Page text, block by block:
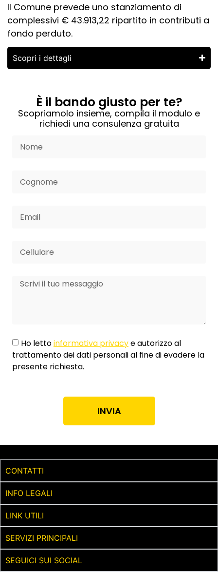
Il Comune prevede uno stanziamento di
complessivi € 43.913,22 ripartito in contributi a
fondo perduto.
Scopri i dettagli
È il bando giusto per te?
Scopriamolo insieme, compila il modulo e
richiedi una consulenza gratuita
Ho lettoinformativa privacye autorizzo al
trattamento dei dati personali al fine di evadere la
presente richiesta.
INVIA
CONTATTI
INFO LEGALI
LINK UTILI
SERVIZI PRINCIPALI
SEGUICI SUI SOCIAL